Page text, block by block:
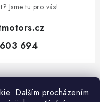
Dalším procházením
Jsme tu pro vás!
694